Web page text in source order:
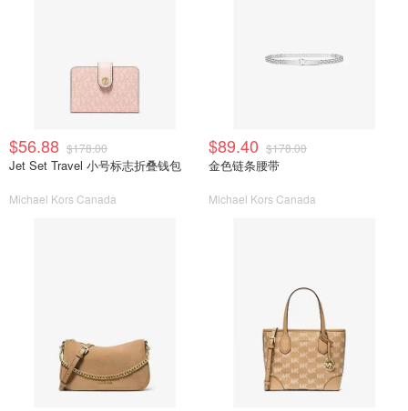
$56.88 $178.00
Jet Set Travel 小号标志折叠钱包
Michael Kors Canada
$89.40 $178.00
金色链条腰带
Michael Kors Canada